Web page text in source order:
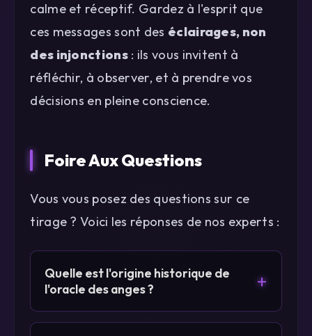
calme et réceptif. Gardez à l'esprit que
ces messages sont des éclairages, non
des injonctions: ils vous invitent à
réfléchir, à observer, et à prendre vos
décisions en pleine conscience.
Foire Aux Questions
Vous vous posez des questions sur ce
tirage ? Voici les réponses de nos experts :
Quelle est l'origine historique de
l'oracle des anges ?
+